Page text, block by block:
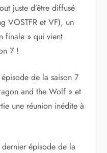
juste d’être diffusé
VOSTFR et VF), un
finale » qui vient
7 !
de la saison 7
and the Wolf » et
une réunion inédite à
épisode de la